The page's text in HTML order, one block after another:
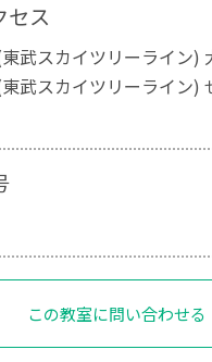
セス
武スカイツリーライン)
武スカイツリーライン)
この教室に問い合わせる